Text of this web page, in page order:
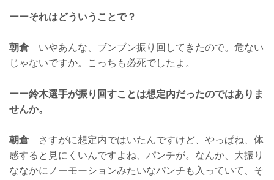
ーーそれはどういうことで？
朝倉いやあんな、ブンブン振り回してきたので。危ない
じゃないですか。こっちも必死でしたよ。
ーー鈴木選手が振り回すことは想定内だったのではありま
せんか。
朝倉さすがに想定内ではいたんですけど、やっぱね、体
感すると見にくいんですよね、パンチが。なんか、大振り
ななかにノーモーションみたいなパンチも入っていて、そ